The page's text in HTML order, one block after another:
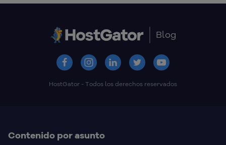
Blog
HostGator - Todos los derechos reservados
Contenido por asunto